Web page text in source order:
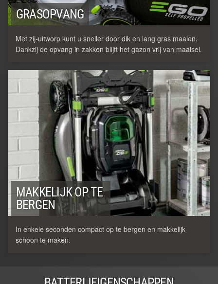
GRASOPVANG
Met zij-uitworp kunt u sneller door dik en lang gras maaien.
Dankzij de opvang in zakken blijft het gazon vrij van maaisel.
MAKKELIJK OP TE
BERGEN
In enkele seconden compact op te bergen en makkelijk
schoon te maken.